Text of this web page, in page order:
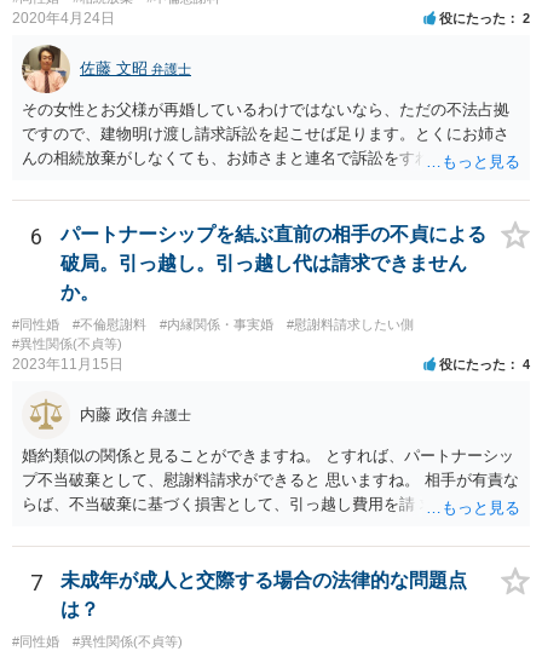
します。
2020年4月24日 役にたった 2
佐藤 文昭 弁護士
その女性とお父様が再婚しているわけではないなら、ただの不法占拠
ですので、建物明け渡し請求訴訟を起こせば足ります。とくにお姉さ
んの相続放棄がしなくても、お姉さまと連名で訴訟をすればいいだけ
6
パートナーシップを結ぶ直前の相手の不貞による
破局。引っ越し。引っ越し代は請求できません
か。
#同性婚 #不倫慰謝料 #内縁関係・事実婚
#慰謝料請求したい側
#異性関係(不貞等)
2023年11月15日 役にたった 4
内藤 政信 弁護士
婚約類似の関係と見ることができますね。 とすれば、パートナーシッ
プ不当破棄として、慰謝料請求ができると 思いますね。 相手が有責な
らば、不当破棄に基づく損害として、引っ越し費用を請 求できるよう
7
未成年が成人と交際する場合の法律的な問題点
は？
#同性婚 #異性関係(不貞等)